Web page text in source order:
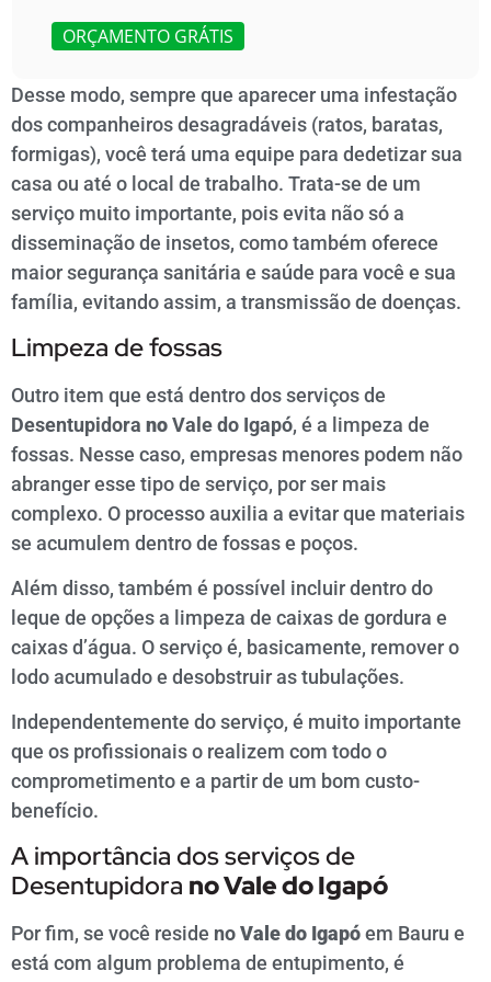
ORÇAMENTO GRÁTIS
Desse modo, sempre que aparecer uma infestação
dos companheiros desagradáveis (ratos, baratas,
formigas), você terá uma equipe para dedetizar sua
casa ou até o local de trabalho. Trata-se de um
serviço muito importante, pois evita não só a
disseminação de insetos, como também oferece
maior segurança sanitária e saúde para você e sua
família, evitando assim, a transmissão de doenças.
Limpeza de fossas
Outro item que está dentro dos serviços de
Desentupidora noVale do Igapó, é a limpeza de
fossas. Nesse caso, empresas menores podem não
abranger esse tipo de serviço, por ser mais
complexo. O processo auxilia a evitar que materiais
se acumulem dentro de fossas e poços.
Além disso, também é possível incluir dentro do
leque de opções a limpeza de caixas de gordura e
caixas d’água. O serviço é, basicamente, remover o
lodo acumulado e desobstruir as tubulações.
Independentemente do serviço, é muito importante
que os profissionais o realizem com todo o
comprometimento e a partir de um bom custo-
benefício.
A importância dos serviços de
Desentupidora noVale do Igapó
Por fim, se você reside noVale do Igapóem Bauru e
está com algum problema de entupimento, é